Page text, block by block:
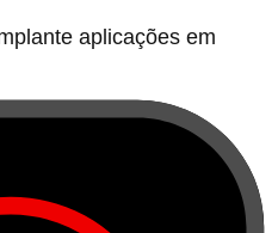
aplicações em